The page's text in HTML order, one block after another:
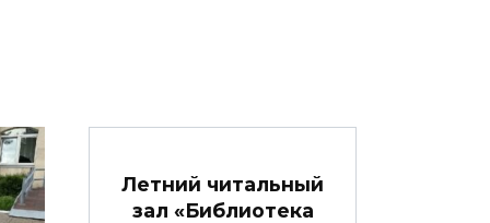
Летний читальный
зал «Библиотека